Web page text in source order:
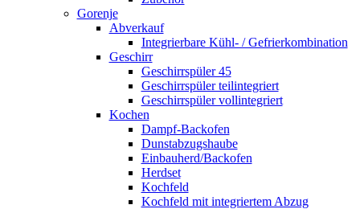
Gorenje
Abverkauf
Integrierbare Kühl- / Gefrierkombination
Geschirr
Geschirrspüler 45
Geschirrspüler teilintegriert
Geschirrspüler vollintegriert
Kochen
Dampf-Backofen
Dunstabzugshaube
Einbauherd/Backofen
Herdset
Kochfeld
Kochfeld mit integriertem Abzug